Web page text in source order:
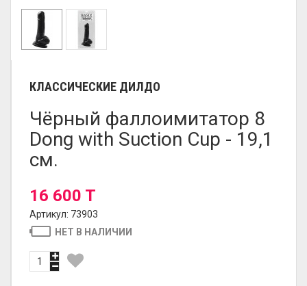
КЛАССИЧЕСКИЕ ДИЛДО
Чёрный фаллоимитатор 8
Dong with Suction Cup - 19,1
см.
16 600 T
Артикул: 73903
НЕТ В НАЛИЧИИ